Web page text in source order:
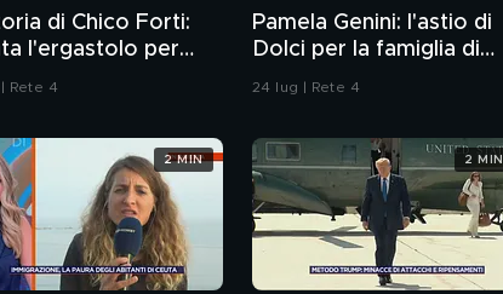
di Chico Forti:
l'ergastolo per
Rete 4
Pamela Genini: l'astio di
Dolci per la famiglia di
Pamela
24 lug | Rete 4
2 MIN 2 MIN